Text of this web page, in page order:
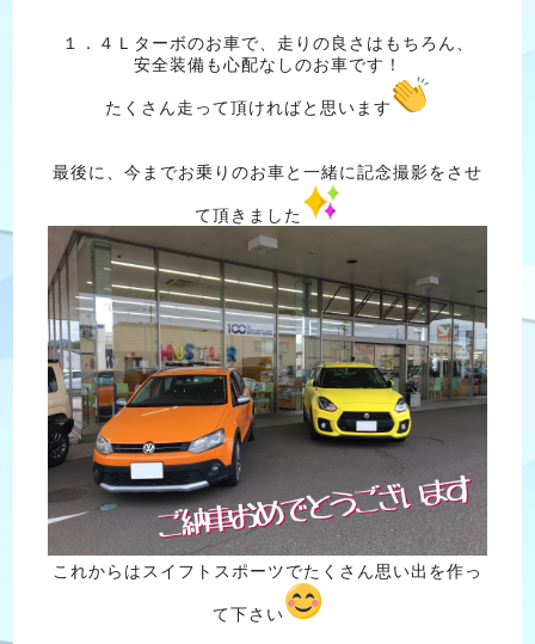
１．４Ｌターボのお車で、走りの良さはもちろん、
安全装備も心配なしのお車です！
たくさん走って頂ければと思います
最後に、今までお乗りのお車と一緒に記念撮影をさせ
て頂きました
これからはスイフトスポーツでたくさん思い出を作っ
て下さい